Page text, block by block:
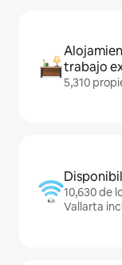
trabajo
5,310
10,630 de
Vallarta